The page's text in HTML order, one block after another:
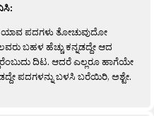
ಪದಗಳು ತೋಚುವುದೋ
ಬಹಳ ಹೆಚ್ಚು ಕನ್ನಡದ್ದೇ ಆದ
ದಿಟ. ಆದರೆ ಎಲ್ಲರೂ ಹಾಗೆಯೇ
ಪದಗಳನ್ನು ಬಳಸಿ ಬರೆಯಿರಿ, ಅಶ್ಟೇ.